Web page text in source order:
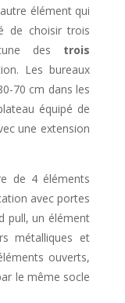
élément qui
de choisir trois
des trois
Les bureaux
70 cm dans les
équipé de
une extension
de 4 éléments
avec portes
pull, un élément
métalliques et
ouverts,
le même socle